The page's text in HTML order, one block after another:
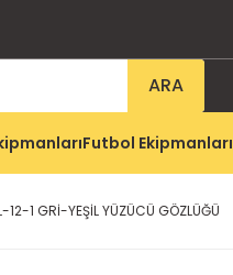
ARA
Futbol Ekipmanları
12-1 GRİ-YEŞİL YÜZÜCÜ GÖZLÜĞÜ